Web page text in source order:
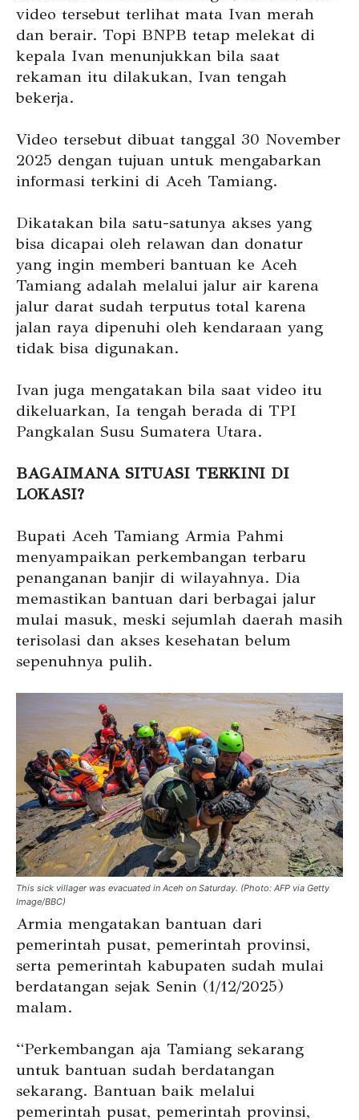
video tersebut terlihat mata Ivan merah
dan berair. Topi BNPB tetap melekat di
kepala Ivan menunjukkan bila saat
rekaman itu dilakukan, Ivan tengah
bekerja.
Video tersebut dibuat tanggal 30 November
2025 dengan tujuan untuk mengabarkan
informasi terkini di Aceh Tamiang.
Dikatakan bila satu-satunya akses yang
bisa dicapai oleh relawan dan donatur
yang ingin memberi bantuan ke Aceh
Tamiang adalah melalui jalur air karena
jalur darat sudah terputus total karena
jalan raya dipenuhi oleh kendaraan yang
tidak bisa digunakan.
Ivan juga mengatakan bila saat video itu
dikeluarkan, Ia tengah berada di TPI
Pangkalan Susu Sumatera Utara.
BAGAIMANA SITUASI TERKINI DI
LOKASI?
Bupati Aceh Tamiang Armia Pahmi
menyampaikan perkembangan terbaru
penanganan banjir di wilayahnya. Dia
memastikan bantuan dari berbagai jalur
mulai masuk, meski sejumlah daerah masih
terisolasi dan akses kesehatan belum
sepenuhnya pulih.
This sick villager was evacuated in Aceh on Saturday. (Photo: AFP via Getty
Image/BBC)
Armia mengatakan bantuan dari
pemerintah pusat, pemerintah provinsi,
serta pemerintah kabupaten sudah mulai
berdatangan sejak Senin (1/12/2025)
malam.
“Perkembangan aja Tamiang sekarang
untuk bantuan sudah berdatangan
sekarang. Bantuan baik melalui
pemerintah pusat, pemerintah provinsi,